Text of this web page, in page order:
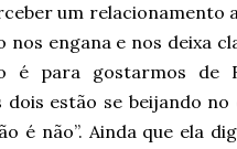
um relacionamento
nos engana e nos deixa
é para gostarmos de
estão se beijando
é não”. Ainda que ela